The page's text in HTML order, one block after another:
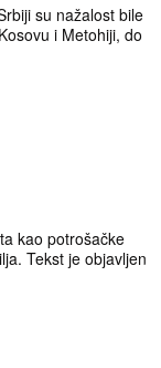
su nažalost bile
i Metohiji, do
kao potrošačke
Tekst je objavljen